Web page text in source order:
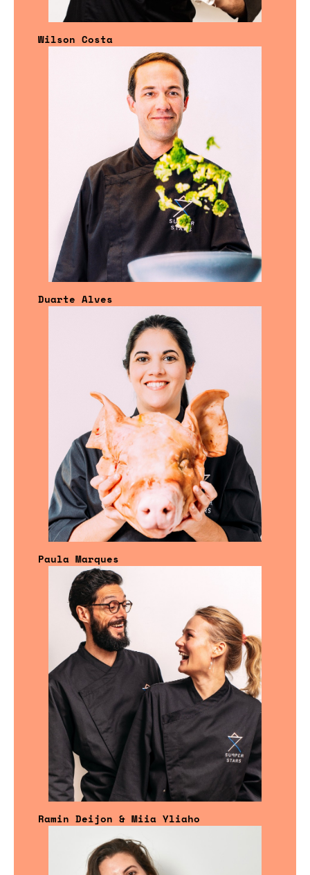
Wilson Costa
Duarte Alves
Paula Marques
Ramin Deijon & Miia Yliaho